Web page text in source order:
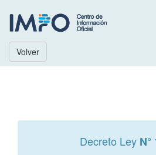
Volver
Decreto Ley N°